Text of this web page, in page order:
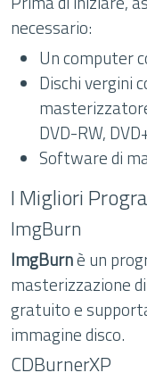
necessario:
Un computer
Dischi vergini
DVD-RW,
Software di
I Migliori
ImgBurn
ImgBurnè un
masterizzazione di
gratuito e
immagine disco.
CDBurnerXP